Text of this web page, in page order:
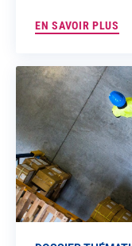
EN SAVOIR PLUS